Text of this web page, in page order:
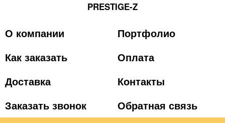
PRESTIGE-Z
О компании
Портфолио
Как заказать
Оплата
Доставка
Контакты
Заказать звонок
Обратная связь